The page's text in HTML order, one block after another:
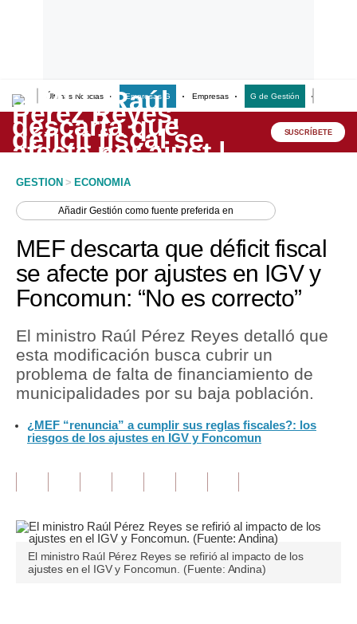
Últimas Noticias Empresas G Empresas G de Gestión
Lo último
Peru Quiosco
Economía
Mercados
Política
Tu Dinero
Finanzas Personales
Editorial
Pregunta de hoy
SUSCRÍBETE
GESTION > ECONOMIA
AñadirGestión como fuente preferida en
MEF descarta que déficit fiscal
se afecte por ajustes en IGV y
Foncomun: “No es correcto”
El ministro Raúl Pérez Reyes detalló que
esta modificación busca cubrir un
problema de falta de financiamiento de
municipalidades por su baja población.
¿MEF “renuncia” a cumplir sus reglas fiscales?: los
riesgos de los ajustes en IGV y Foncomun
El ministro Raúl Pérez Reyes se refirió al impacto de los
ajustes en el IGV y Foncomun. (Fuente: Andina)